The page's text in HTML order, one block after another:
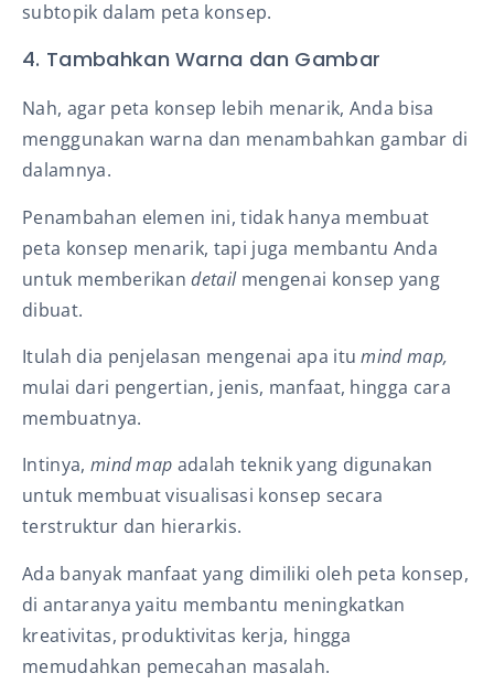
subtopik dalam peta konsep.
4. Tambahkan Warna dan Gambar
Nah, agar peta konsep lebih menarik, Anda bisa
menggunakan warna dan menambahkan gambar di
dalamnya.
Penambahan elemen ini, tidak hanya membuat
peta konsep menarik, tapi juga membantu Anda
untuk memberikandetail mengenai konsep yang
dibuat.
Itulah dia penjelasan mengenai apa itumind map,
mulai dari pengertian, jenis, manfaat, hingga cara
membuatnya.
Intinya, mind map adalah teknik yang digunakan
untuk membuat visualisasi konsep secara
terstruktur dan hierarkis.
Ada banyak manfaat yang dimiliki oleh peta konsep,
di antaranya yaitu membantu meningkatkan
kreativitas, produktivitas kerja, hingga
memudahkan pemecahan masalah.